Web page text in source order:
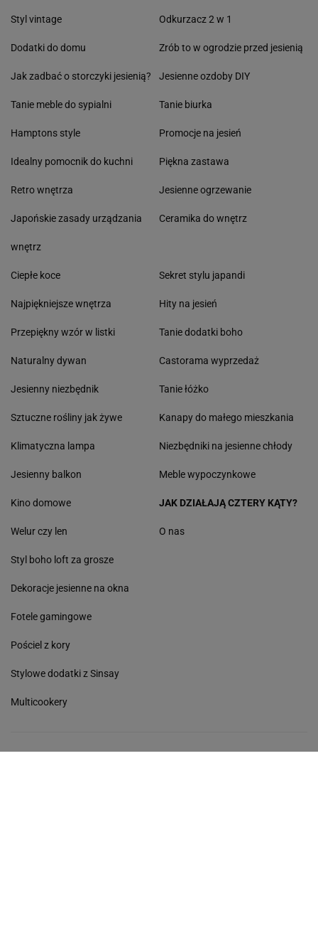
Styl vintage
Dodatki do domu
Jak zadbać o storczyki jesienią?
Tanie meble do sypialni
Hamptons style
Idealny pomocnik do kuchni
Retro wnętrza
Japońskie zasady urządzania
wnętrz
Odkurzacz 2 w 1
Zrób to w ogrodzie przed jesienią
Jesienne ozdoby DIY
Tanie biurka
Promocje na jesień
Piękna zastawa
Jesienne ogrzewanie
Ceramika do wnętrz
Ciepłe koce
Najpiękniejsze wnętrza
Przepiękny wzór w listki
Naturalny dywan
Jesienny niezbędnik
Sztuczne rośliny jak żywe
Klimatyczna lampa
Jesienny balkon
Sekret stylu japandi
Hity na jesień
Tanie dodatki boho
Castorama wyprzedaż
Tanie łóżko
Kanapy do małego mieszkania
Niezbędniki na jesienne chłody
Meble wypoczynkowe
Kino domowe
Welur czy len
Styl boho loft za grosze
Dekoracje jesienne na okna
Fotele gamingowe
Pościel z kory
Stylowe dodatki z Sinsay
Multicookery
JAK DZIAŁAJĄ CZTERY KĄTY?
O nas